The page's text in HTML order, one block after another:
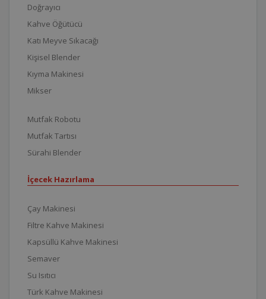
Doğrayıcı
Kahve Öğütücü
Katı Meyve Sıkacağı
Kişisel Blender
Kıyma Makinesi
Mikser
Mutfak Robotu
Mutfak Tartısı
Sürahi Blender
İçecek Hazırlama
Çay Makinesi
Filtre Kahve Makinesi
Kapsüllü Kahve Makinesi
Semaver
Su Isıtıcı
Türk Kahve Makinesi